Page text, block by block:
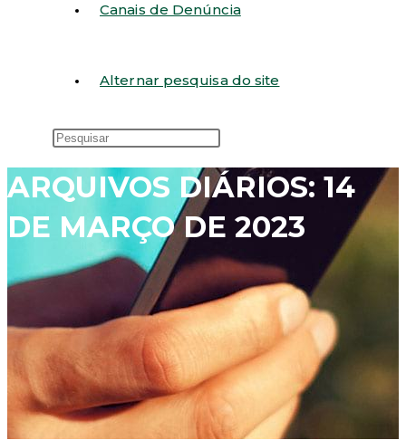
Canais de Denúncia
Alternar pesquisa do site
ARQUIVOS DIÁRIOS: 14
DE MARÇO DE 2023